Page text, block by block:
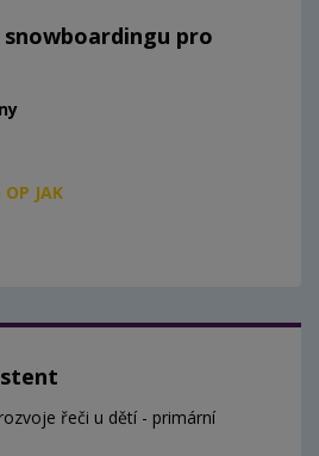
snowboardingu pro
JAK
řeči u dětí - primární